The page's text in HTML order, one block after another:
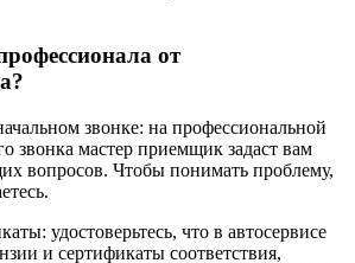
от
звонке: на профессиональной
звонка мастер приемщик задаст вам
вопросов. Чтобы понимать проблему,
удостоверьтесь, что в автосервисе
и сертификаты соответствия,